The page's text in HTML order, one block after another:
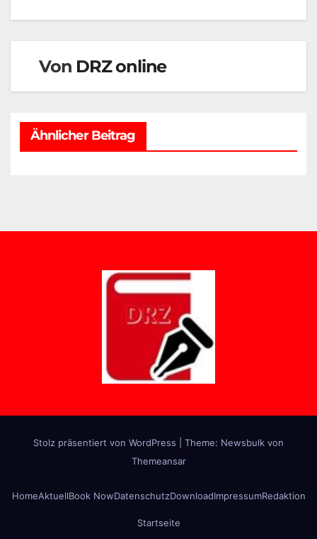
Von DRZ online
Ähnlicher Beitrag
Stolz präsentiert von WordPress Theme: Newsbulk von
Themeansar
HomeAktuellBook NowDatenschutzDownloadImpressumRedaktion
Startseite